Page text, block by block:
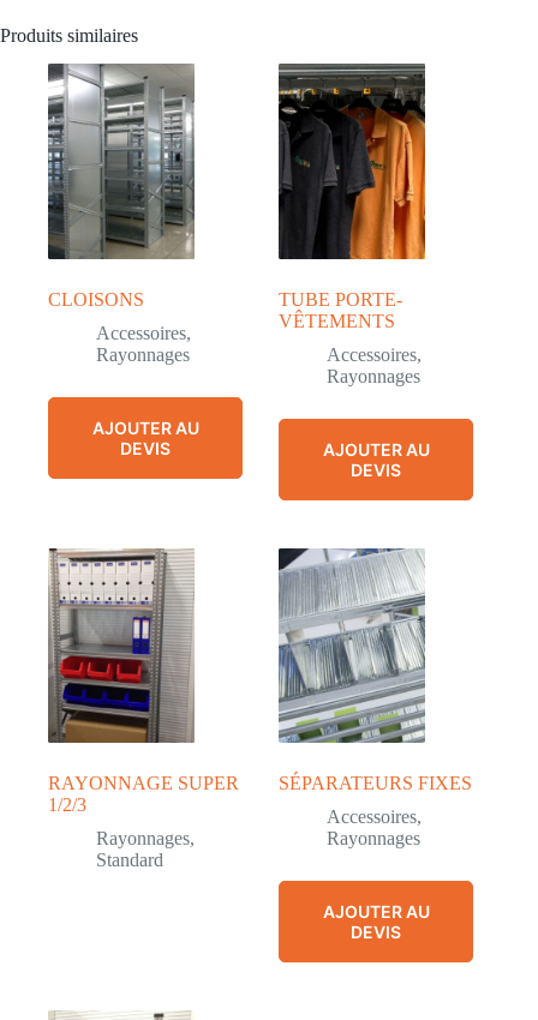
Produits similaires
CLOISONS
Accessoires,
Rayonnages
AJOUTER AU
DEVIS
TUBE PORTE-
VÊTEMENTS
Accessoires,
Rayonnages
AJOUTER AU
DEVIS
RAYONNAGE SUPER
1/2/3
Rayonnages,
Standard
SÉPARATEURS FIXES
Accessoires,
Rayonnages
AJOUTER AU
DEVIS